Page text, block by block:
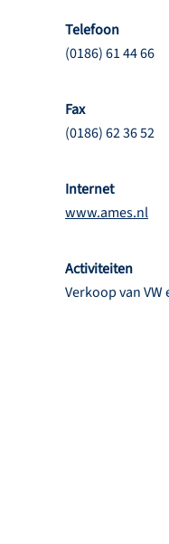
Telefoon
(0186) 61 44 66
Fax
(0186) 62 36 52
Internet
www.ames.nl
Activiteiten
Verkoop van